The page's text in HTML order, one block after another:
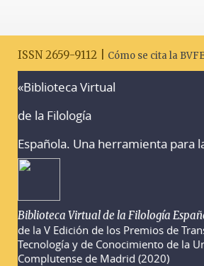
ISSN 2659-9112 | Cómo se cita la
«Biblioteca Virtual
de la Filología
Española. Una herramienta para
Biblioteca Virtual de la Filología
de la V Edición de los Premios de
Tecnología y de Conocimiento de la
Complutense de Madrid (2020)